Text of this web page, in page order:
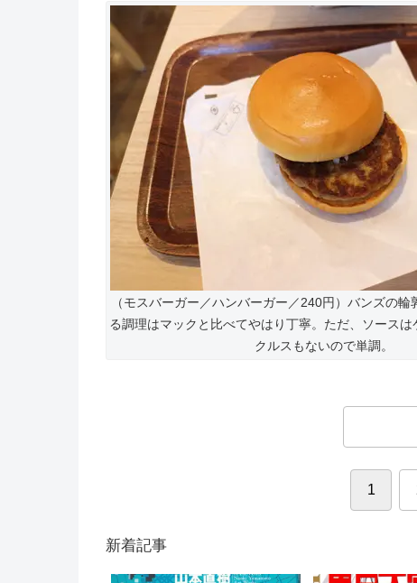
（モスバーガー／ハンバーガー／240円）バンズの輪
る調理はマックと比べてやはり丁寧。ただ、ソース
クルスもないので単調。
1
新着記事